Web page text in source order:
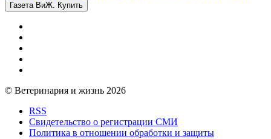
Газета ВиЖ. Купить
© Ветеринария и жизнь 2026
RSS
Свидетельство о регистрации СМИ
Политика в отношении обработки и защиты